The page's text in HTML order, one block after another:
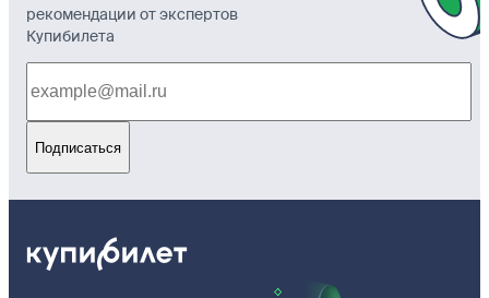
рекомендации от экспертов
Купибилета
Подписаться